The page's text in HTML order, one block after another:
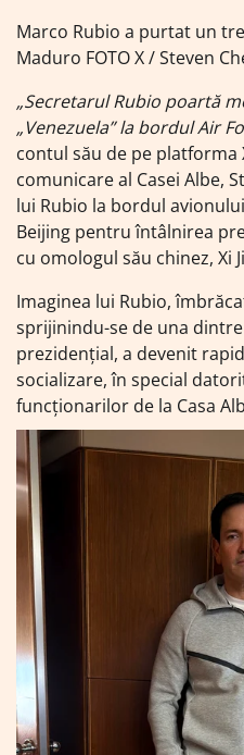
Marco Rubio a purtat un
Maduro FOTO X / Steven
„Secretarul Rubio poartă
„Venezuela” la bordul Air
contul său de pe
comunicare al Casei Albe,
lui Rubio la bordul
Beijing pentru întâlnirea
cu omologul său chinez, Xi
Imaginea lui Rubio,
sprijinindu-se de una
prezidențial, a devenit
socializare, în special
funcționarilor de la Casa